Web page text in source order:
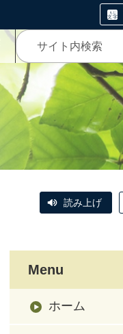
読み上げ
Menu
ホーム